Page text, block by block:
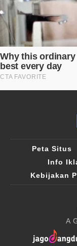
Peta Situs
Info
Kebijakan
A